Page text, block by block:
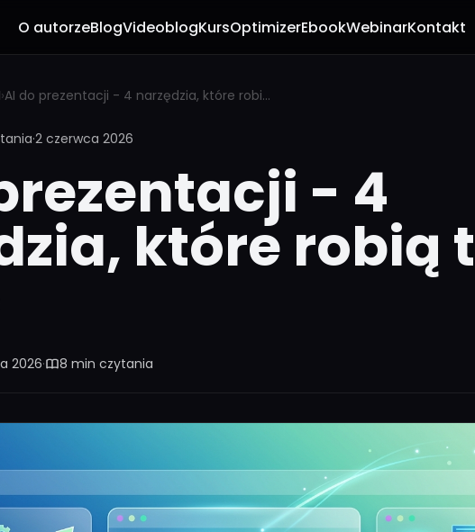
O autorzeBlogVideoblogKursOptimizerEbookWebinarKontakt
› AI do prezentacji - 4 narzędzia, które robią to za ciebie
·2 czerwca 2026
- 4
które robią
2026· 8 min czytania